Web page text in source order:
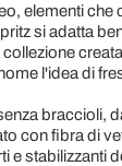
elementi che
si adatta
collezione
l'idea di
braccioli,
con fibra di
e stabilizzanti